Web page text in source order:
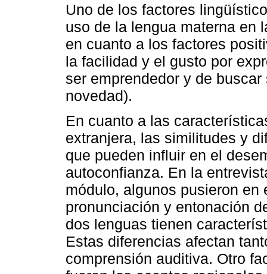
Uno de los factores
uso de la lengua materna en
en cuanto a los factores
la facilidad y el gusto por
ser emprendedor y de
novedad).
En cuanto a las
extranjera, las similitudes y
que pueden influir en el
autoconfianza. En la
módulo, algunos pusieron
pronunciación y entonación
dos lenguas tienen
Estas diferencias afectan
comprensión auditiva. Otro